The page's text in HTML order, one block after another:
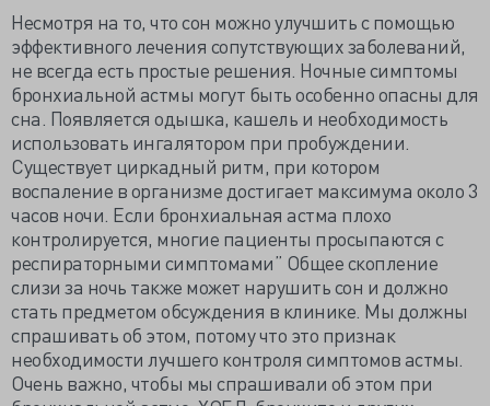
Несмотря на то, что сон можно улучшить с помощью
эффективного лечения сопутствующих заболеваний,
не всегда есть простые решения. Ночные симптомы
бронхиальной астмы могут быть особенно опасны для
сна. Появляется одышка, кашель и необходимость
использовать ингалятором при пробуждении.
Существует циркадный ритм, при котором
воспаление в организме достигает максимума около 3
часов ночи. Если бронхиальная астма плохо
контролируется, многие пациенты просыпаются с
респираторными симптомами” Общее скопление
слизи за ночь также может нарушить сон и должно
стать предметом обсуждения в клинике. Мы должны
спрашивать об этом, потому что это признак
необходимости лучшего контроля симптомов астмы.
Очень важно, чтобы мы спрашивали об этом при